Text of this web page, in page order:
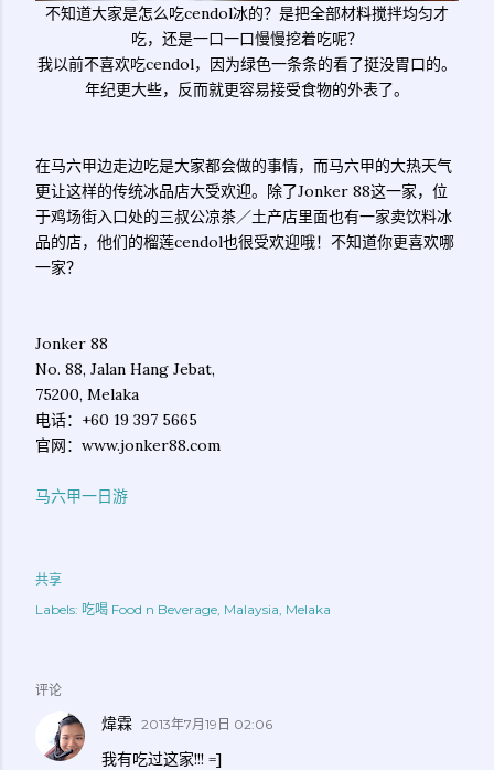
不知道大家是怎么吃cendol冰的？是把全部材料搅拌均匀才
吃，还是一口一口慢慢挖着吃呢？
我以前不喜欢吃cendol，因为绿色一条条的看了挺没胃口的。
年纪更大些，反而就更容易接受食物的外表了。
在马六甲边走边吃是大家都会做的事情，而马六甲的大热天气
更让这样的传统冰品店大受欢迎。除了Jonker 88这一家，位
于鸡场街入口处的三叔公凉茶／土产店里面也有一家卖饮料冰
品的店，他们的榴莲cendol也很受欢迎哦！不知道你更喜欢哪
一家？
Jonker 88
No. 88, Jalan Hang Jebat,
75200, Melaka
电话：+60 19 397 5665
官网：www.jonker88.com
马六甲一日游
共享
Labels: 吃喝 Food n Beverage Malaysia Melaka
评论
煒霖 2013年7月19日 02:06
我有吃过这家!!! =]